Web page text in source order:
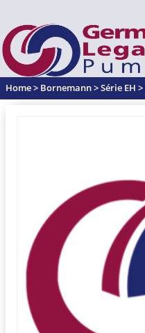
Home> Bornemann>Série EH >